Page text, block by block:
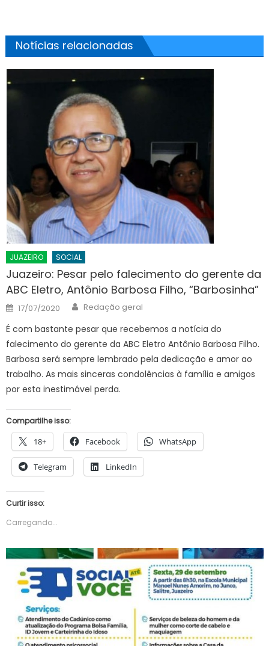
Notícias relacionadas
JUAZEIRO SOCIAL
Juazeiro: Pesar pelo falecimento do gerente da
ABC Eletro, Antônio Barbosa Filho, “Barbosinha”
Posted
on
17/07/2020 Author
Redação geral
É com bastante pesar que recebemos a notícia do
falecimento do gerente da ABC Eletro Antônio Barbosa Filho.
Barbosa será sempre lembrado pela dedicação e amor ao
trabalho. As mais sinceras condolências à família e amigos
por esta inestimável perda.
Compartilhe isso:
18+ Facebook WhatsApp
Telegram LinkedIn
Curtir isso:
Carregando...